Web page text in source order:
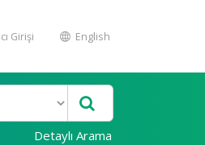
Girişi English
Detaylı Arama